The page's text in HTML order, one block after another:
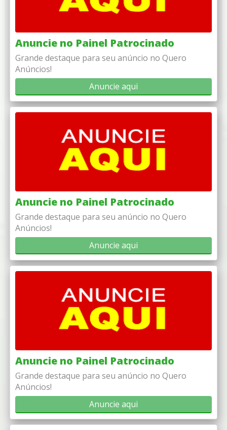
Anuncie no Painel Patrocinado
Grande destaque para seu anúncio no Quero
Anúncios!
Anuncie aqui
Anuncie no Painel Patrocinado
Grande destaque para seu anúncio no Quero
Anúncios!
Anuncie aqui
Anuncie no Painel Patrocinado
Grande destaque para seu anúncio no Quero
Anúncios!
Anuncie aqui